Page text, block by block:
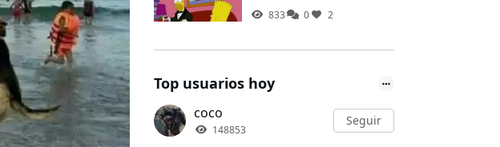
833 0 2
Top usuarios hoy
coco
148853
Seguir